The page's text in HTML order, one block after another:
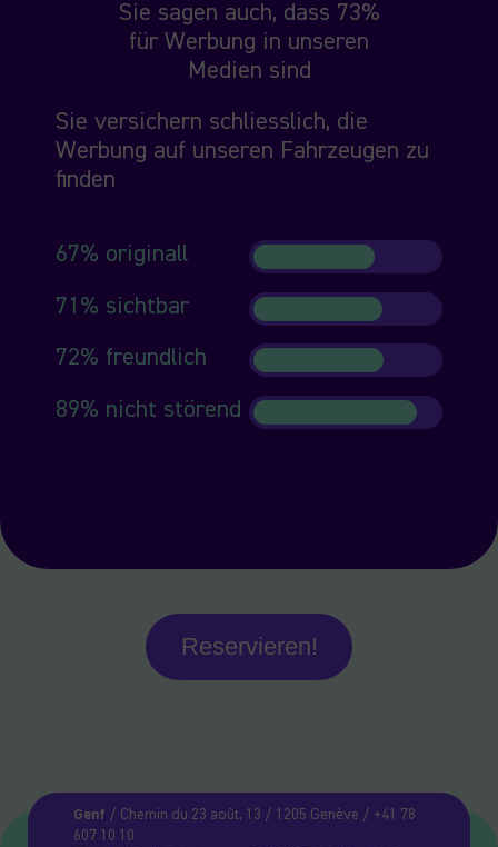
Sie sagen auch, dass 73%
für Werbung in unseren
Medien sind
Sie versichern schliesslich, die
Werbung auf unseren Fahrzeugen zu
finden
67% originall
71% sichtbar
72% freundlich
89% nicht störend
Reservieren!
Genf / Chemin du 23 août, 13 / 1205 Genève / +41 78
607 10 10